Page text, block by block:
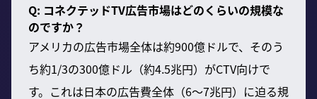
Q: コネクテッドTV広告市場はどのくらいの規模な
のですか？
アメリカの広告市場全体は約900億ドルで、そのう
ち約1/3の300億ドル（約4.5兆円）がCTV向けで
す。これは日本の広告費全体（6〜7兆円）に迫る規